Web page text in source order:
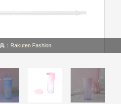
： Rakuten Fashion